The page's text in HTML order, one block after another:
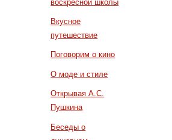
воскресной школы
Вкусное
путешествие
Поговорим о кино
О моде и стиле
Открывая А.С.
Пушкина
Беседы о